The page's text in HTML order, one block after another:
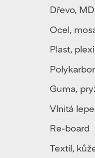
Dřevo,
Ocel,
Plast,
Guma,
Vlnitá
Re-board
Textil,